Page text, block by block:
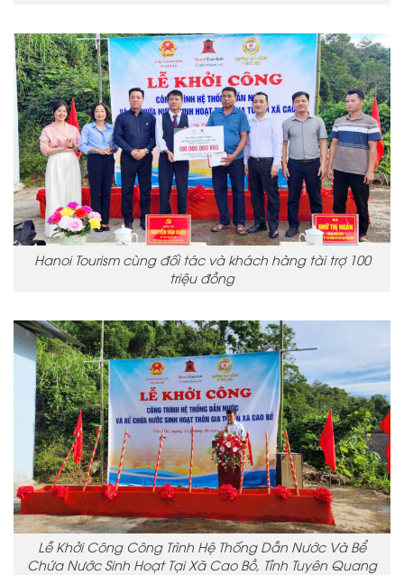
Hanoi Tourism cùng đối tác và khách hàng tài trợ 100
triệu đồng
Lễ Khởi Công Công Trình Hệ Thống Dẫn Nước Và Bể
Chứa Nước Sinh Hoạt Tại Xã Cao Bồ, Tỉnh Tuyên Quang